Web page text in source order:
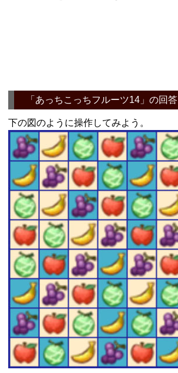
「 あっちこっちフルーツ14 」の回答
下の図のように操作してみよう。